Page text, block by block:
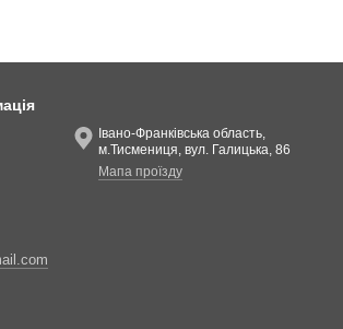
Івано-Франківська область,
м.Тисмениця, вул. Галицька, 86
Мапа проїзду